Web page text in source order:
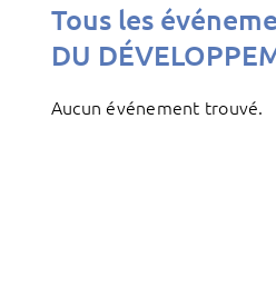
Tous les
DU
Aucun événement trouvé.